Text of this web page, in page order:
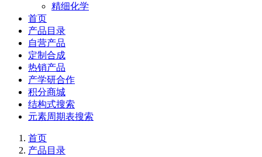
精细化学
首页
产品目录
自营产品
定制合成
热销产品
产学研合作
积分商城
结构式搜索
元素周期表搜索
首页
产品目录